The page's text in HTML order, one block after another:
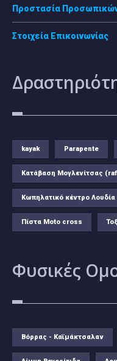
Προστασία
Στοιχεία Επικοινωνίας
kayak Parapente
Κατάβαση Μογλενίτσας
Κωπηλατικό κέντρο Λουδία
Πίστα Moto cross
Φυσικές
Βόρρας - Καϊμάκτσαλαν